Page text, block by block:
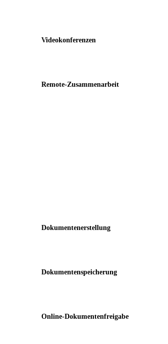
Videokonferenzen
Remote-Zusammenarbeit
Dokumentenerstellung
Dokumentenspeicherung
Online-Dokumentenfreigabe